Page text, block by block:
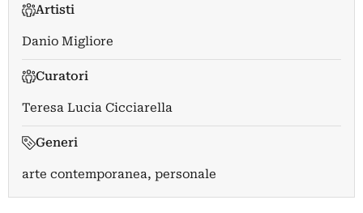
Artisti
Danio Migliore
Curatori
Teresa Lucia Cicciarella
Generi
arte contemporanea, personale